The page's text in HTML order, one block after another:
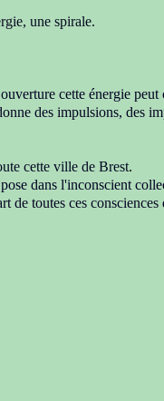
une spirale.
cette énergie peut
des impulsions, des
cette ville de Brest.
dans l'inconscient
de toutes ces